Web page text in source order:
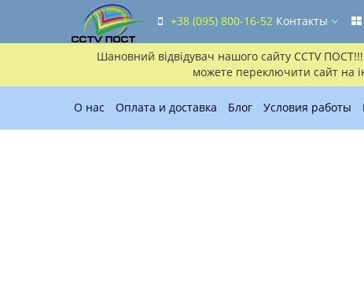
Шановний відвідувач нашого сайту CCTV
можете переключити сайт на
+38 (095) 800-16-52 Контакты
О нас Оплата и доставка Блог Условия работы